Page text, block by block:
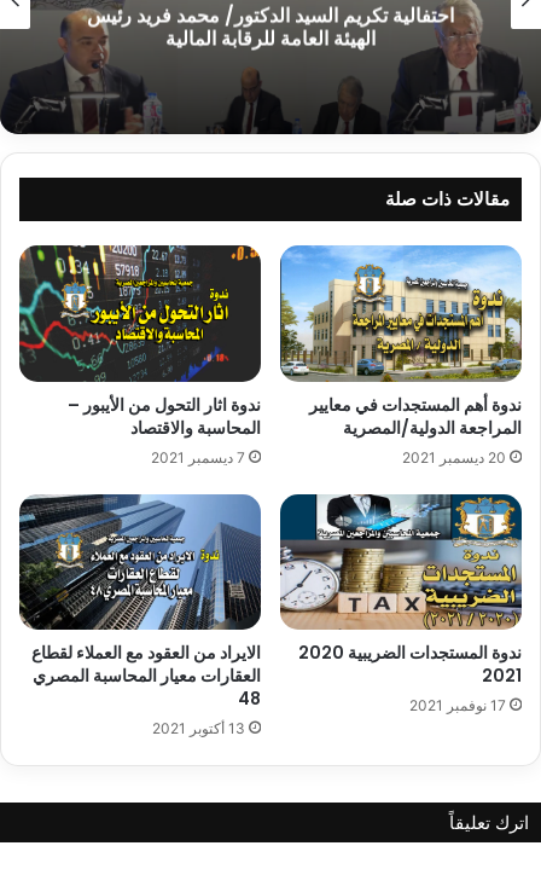
احتفالية تكريم السيد الدكتور/ محمد فريد رئيس
الهيئة العامة للرقابة المالية
مقالات ذات صلة
ندوة أهم المستجدات في معايير
المراجعة الدولية/المصرية
20 ديسمبر 2021
ندوة اثار التحول من الأيبور –
المحاسبة والاقتصاد
7 ديسمبر 2021
ندوة المستجدات الضريبية 2020
2021
17 نوفمبر 2021
الايراد من العقود مع العملاء لقطاع
العقارات معيار المحاسبة المصري
48
13 أكتوبر 2021
اترك تعليقاً